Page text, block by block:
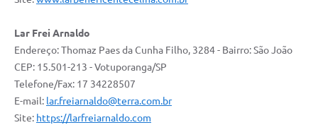
Lar Frei Arnaldo
Endereço: Thomaz Paes da Cunha Filho, 3284 - Bairro: São João
CEP: 15.501-213 - Votuporanga/SP
Telefone/Fax: 17 34228507
E-mail: lar.freiarnaldo@terra.com.br
Site: https://larfreiarnaldo.com